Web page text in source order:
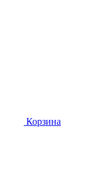
Корзина